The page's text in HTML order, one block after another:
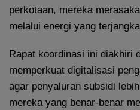
perkotaan, mereka
melalui energi yang
Rapat koordinasi ini diakhiri
memperkuat digitalisasi
agar penyaluran subsidi
mereka yang benar-benar